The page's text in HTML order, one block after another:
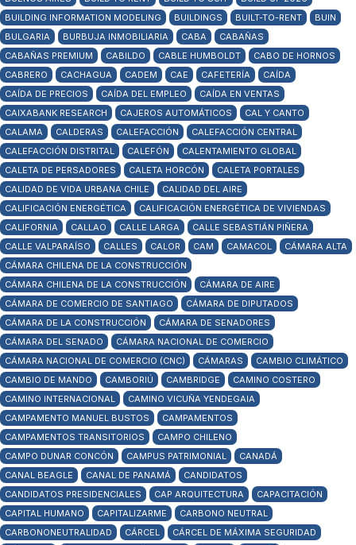
BUILDING INFORMATION MODELING
BUILDINGS BUILT-TO-RENT
BUIN
BULGARIA
BURBUJA INMOBILIARIA CABA
CABAÑAS
CABAÑAS PREMIUM
CABILDO CABLE HUMBOLDT
CABO DE HORNOS
CABRERO
CACHAGUA CADEM CAE CAFETERÍA
CAÍDA
CAÍDA DE PRECIOS
CAÍDA DEL EMPLEO
CAÍDA EN VENTAS
CAIXABANK RESEARCH
CAJEROS AUTOMÁTICOS
CAL Y CANTO
CALAMA
CALDERAS CALEFACCIÓN
CALEFACCIÓN CENTRAL
CALEFACCIÓN DISTRITAL
CALEFÓN
CALENTAMIENTO GLOBAL
CALETA DE PERSADORES
CALETA HORCÓN
CALETA PORTALES
CALIDAD DE VIDA URBANA CHILE
CALIDAD DEL AIRE
CALIFICACIÓN ENERGÉTICA
CALIFICACIÓN ENERGÉTICA DE VIVIENDAS
CALIFORNIA
CALLAO CALLE LARGA
CALLE SEBASTIÁN PIÑERA
CALLE VALPARAÍSO
CALLES CALOR CAM CAMACOL
CÁMARA ALTA
CÁMARA CHILENA DE LA CONSTRUCCIÓN
CÁMARA CHILENA DE LA CONSTRUCCIÓN
CÁMARA DE AIRE
CÁMARA DE COMERCIO DE SANTIAGO
CÁMARA DE DIPUTADOS
CÁMARA DE LA CONSTRUCCIÓN
CÁMARA DE SENADORES
CÁMARA DEL SENADO
CÁMARA NACIONAL DE COMERCIO
CÁMARA NACIONAL DE COMERCIO (CNC)
CÁMARAS
CAMBIO CLIMÁTICO
CAMBIO DE MANDO
CAMBORIÚ CAMBRIDGE
CAMINO COSTERO
CAMINO INTERNACIONAL
CAMINO VICUÑA YENDEGAIA
CAMPAMENTO MANUEL BUSTOS
CAMPAMENTOS
CAMPAMENTOS TRANSITORIOS
CAMPO CHILENO
CAMPO DUNAR CONCÓN
CAMPUS PATRIMONIAL
CANADÁ
CANAL BEAGLE
CANAL DE PANAMÁ
CANDIDATOS
CANDIDATOS PRESIDENCIALES
CAP ARQUITECTURA
CAPACITACIÓN
CAPITAL HUMANO
CAPITALIZARME
CARBONO NEUTRAL
CARBONONEUTRALIDAD
CÁRCEL
CÁRCEL DE MÁXIMA SEGURIDAD